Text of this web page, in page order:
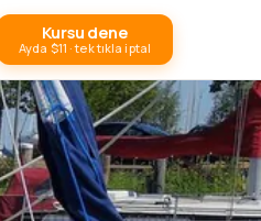
Kursu dene
Ayda $11 · tek tıkla iptal